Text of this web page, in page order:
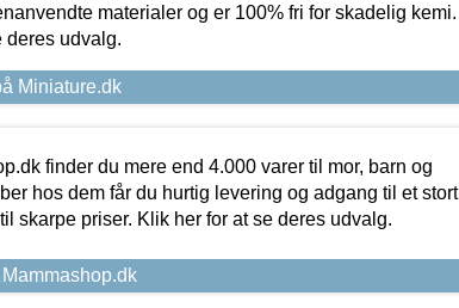
materialer og er 100% fri for skadelig kemi.
deres udvalg.
Miniature.dk
finder du mere end 4.000 varer til mor, barn og
hos dem får du hurtig levering og adgang til et stort
skarpe priser. Klik her for at se deres udvalg.